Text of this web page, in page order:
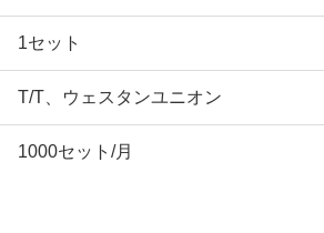
1セット
T/T、ウェスタンユニオン
1000セット/月